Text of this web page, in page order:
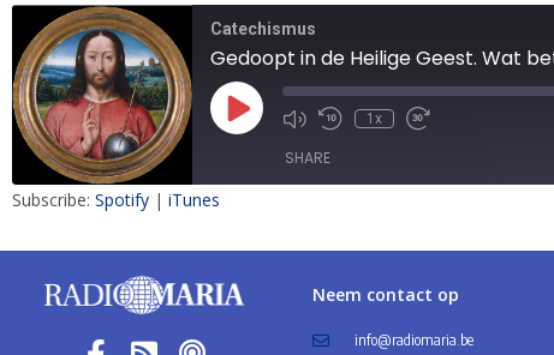
Catechismus
Gedoopt in de Heilige Geest. Wat
1x
SHARE
LINK
Subscribe: Spotify | iTunes
Neem contact op
info@radiomaria.be